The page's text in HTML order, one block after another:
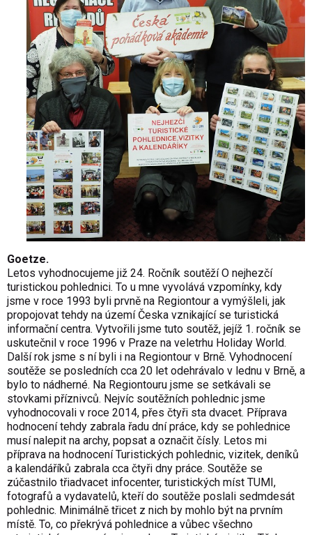
Goetze.
Letos vyhodnocujeme již 24. Ročník soutěží O nejhezčí
turistickou pohlednici. To u mne vyvolává vzpomínky, kdy
jsme v roce 1993 byli prvně na Regiontour a vymýšleli, jak
propojovat tehdy na území Česka vznikající se turistická
informační centra. Vytvořili jsme tuto soutěž, jejíž 1. ročník se
uskutečnil v roce 1996 v Praze na veletrhu Holiday World.
Další rok jsme s ní byli i na Regiontour v Brně. Vyhodnocení
soutěže se posledních cca 20 let odehrávalo v lednu v Brně, a
bylo to nádherné. Na Regiontouru jsme se setkávali se
stovkami příznivců. Nejvíc soutěžních pohlednic jsme
vyhodnocovali v roce 2014, přes čtyři sta dvacet. Příprava
hodnocení tehdy zabrala řadu dní práce, kdy se pohlednice
musí nalepit na archy, popsat a označit čísly. Letos mi
příprava na hodnocení Turistických pohlednic, vizitek, deníků
a kalendáříků zabrala cca čtyři dny práce. Soutěže se
zúčastnilo třiadvacet infocenter, turistických míst TUMI,
fotografů a vydavatelů, kteří do soutěže poslali sedmdesát
pohlednic. Minimálně třicet z nich by mohlo být na prvním
místě. To, co překrývá pohlednice a vůbec všechno